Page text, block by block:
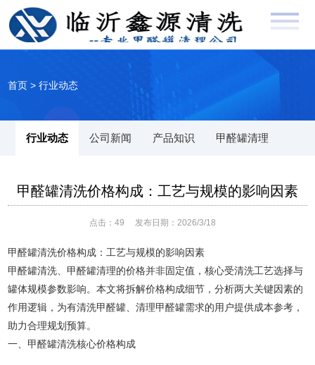
首页 >行业动态
行业动态 公司新闻 产品知识 甲醛罐清理
甲醛罐清洗价格构成：工艺与规模的影响因素
点击： 49 发布日期：2026/3/18
甲醛罐清洗价格构成：工艺与规模的影响因素
甲醛罐清洗、甲醛罐清理的价格并非固定值，核心受清洗工艺选择与
罐体规模参数影响。本文将拆解价格构成细节，分析两大关键因素的
作用逻辑，为有清洗甲醛罐、清理甲醛罐需求的用户提供成本参考，
助力合理规划预算。
一、甲醛罐清洗核心价格构成